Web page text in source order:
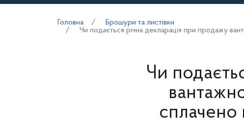
Головна
Брошури та листівки
Чи подається річна декларація при продажу
Чи
сплачено